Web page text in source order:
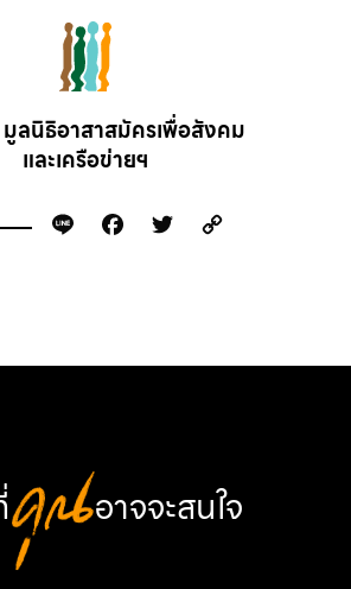
มูลนิธิอาสาสมัครเพื่อสังคม
และเครือข่ายฯ
Line Facebook
Twitter
คุณ อาจจะสนใจ